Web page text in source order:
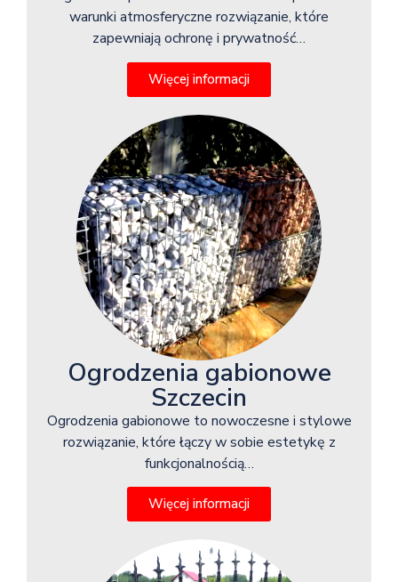
warunki atmosferyczne rozwiązanie, które
zapewniają ochronę i prywatność…
Więcej informacji
Ogrodzenia gabionowe
Szczecin
Ogrodzenia gabionowe to nowoczesne i stylowe
rozwiązanie, które łączy w sobie estetykę z
funkcjonalnością…
Więcej informacji